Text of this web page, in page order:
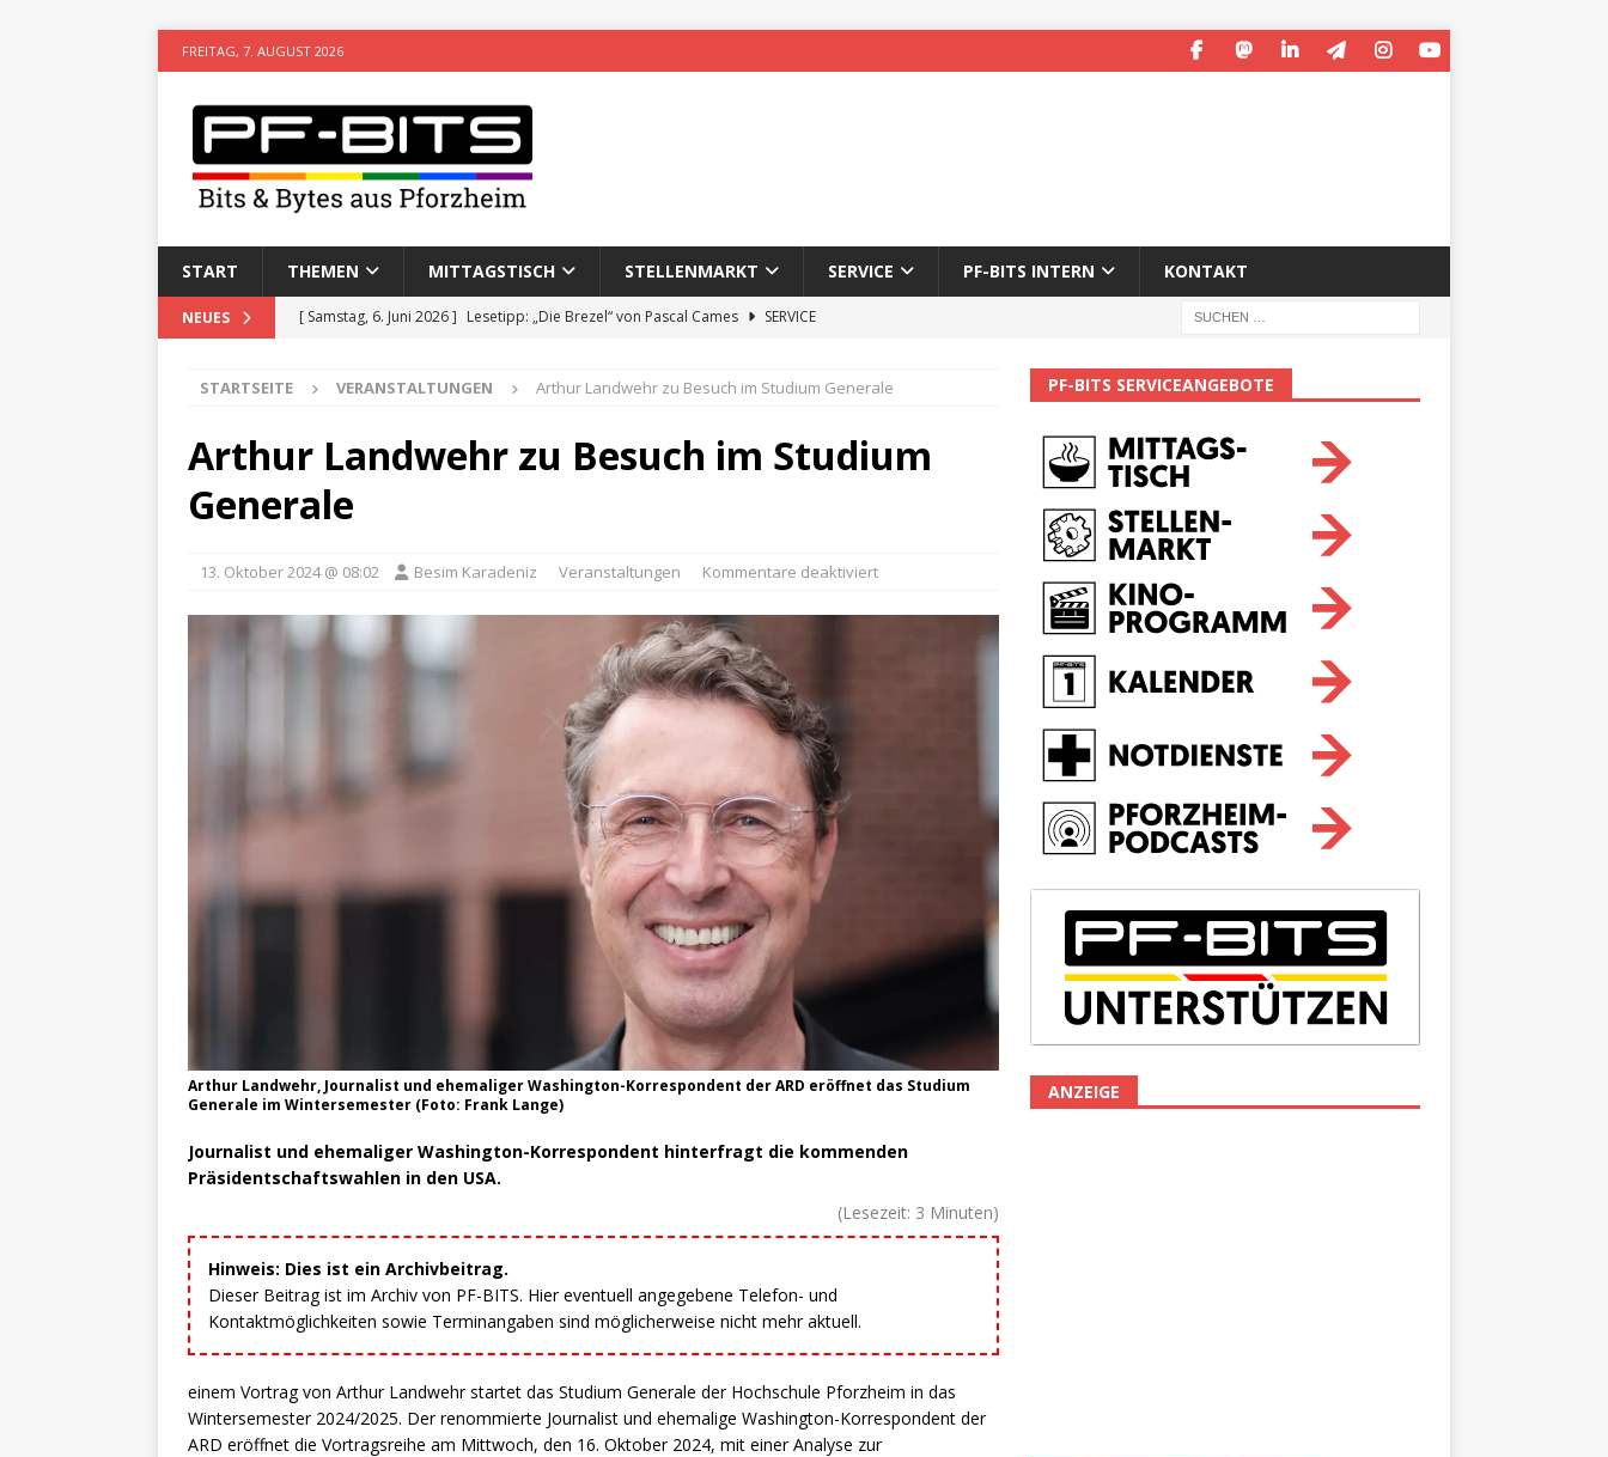
FREITAG, 7. AUGUST 2026
START THEMEN MITTAGSTISCH STELLENMARKT SERVICE PF-BITS INTERN KONTAKT
NEUES [ Samstag, 6. Juni 2026 ] Lesetipp: „Die Brezel“ von Pascal Cames
SERVICE
[ Sonntag, 15. Februar 2026 ]
Aufzeichnung des 65. Fasnetsumzugs Dillweißenstein
VERANSTALTUNGEN
[ Mittwoch, 5. August 2026 ]
STARTSEITE VERANSTALTUNGEN Arthur Landwehr zu Besuch im Studium Generale
Arthur Landwehr zu Besuch im Studium
Generale
13. Oktober 2024 @ 08:02 Besim Karadeniz Veranstaltungen Kommentare deaktiviert
Arthur Landwehr, Journalist und ehemaliger Washington-Korrespondent der ARD eröffnet das Studium
Generale im Wintersemester (Foto: Frank Lange)
Journalist und ehemaliger Washington-Korrespondent hinterfragt die kommenden
Präsidentschaftswahlen in den USA.
(Lesezeit: 3 Minuten)
Hinweis: Dies ist ein Archivbeitrag.
Dieser Beitrag ist im Archiv von PF-BITS. Hier eventuell angegebene Telefon- und
Kontaktmöglichkeiten sowie Terminangaben sind möglicherweise nicht mehr aktuell.
einem Vortrag von Arthur Landwehr startet das Studium Generale der Hochschule Pforzheim in das
Wintersemester 2024/2025. Der renommierte Journalist und ehemalige Washington-Korrespondent der
ARD eröffnet die Vortragsreihe am Mittwoch, den 16. Oktober 2024, mit einer Analyse zur
PF-BITS SERVICEANGEBOTE
ANZEIGE